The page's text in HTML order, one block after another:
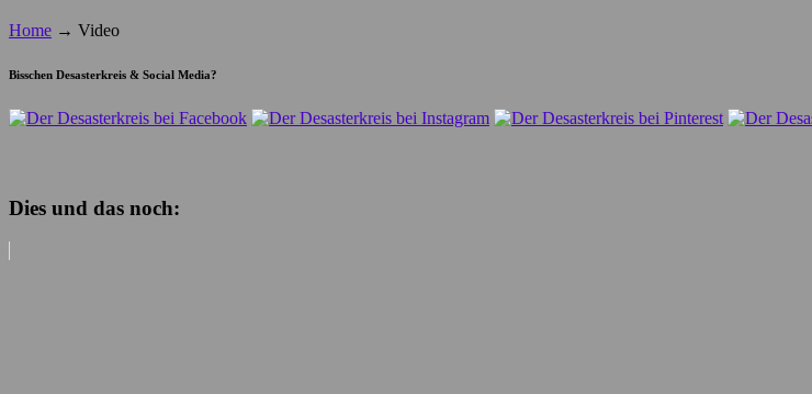
Home → Video
Bisschen Desasterkreis & Social Media?
Dies und das noch: